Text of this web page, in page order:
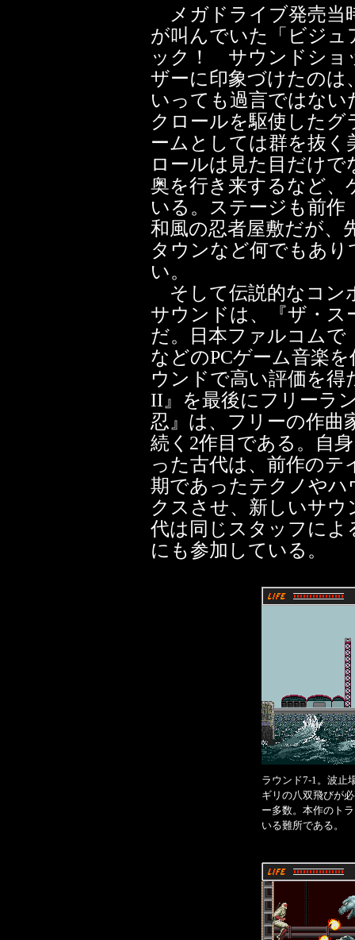
メガドライブ発売当
が叫んでいた「ビジ
ック！ サウンドショ
ザーに印象づけたのは
いっても過言ではな
クロールを駆使したグ
ームとしては群を抜
ロールは見た目だけ
奥を行き来するなど、
いる。ステージも前作
和風の忍者屋敷だが、
タウンなど何でもあ
い。
そして伝説的なコン
サウンドは、『ザ・ス
だ。日本ファルコムで
などのPCゲーム音楽
ウンドで高い評価を得
II』を最後にフリーラ
忍』は、フリーの作曲
続く2作目である。自
った古代は、前作のテ
期であったテクノや
クスさせ、新しいサウ
代は同じスタッフによ
にも参加している。
ラウンド7-1。波止
ギリの八双飛びが
ー多数。本作のト
いる難所である。